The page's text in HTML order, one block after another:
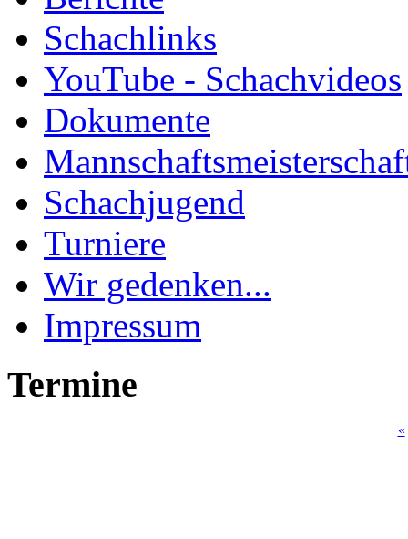
Schachlinks
YouTube - Schachvideos
Dokumente
Schachjugend
Turniere
Wir gedenken...
Impressum
Termine
«